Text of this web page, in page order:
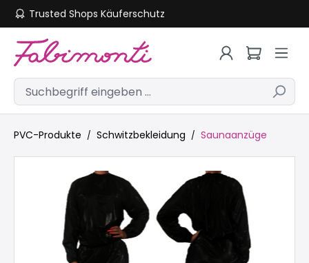
Zum Hauptinhalt springen
Trusted Shops Käuferschutz
PVC-Produkte Schwitzbekleidung Saunaanzüge